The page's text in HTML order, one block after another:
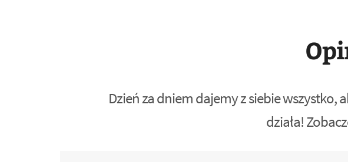
Dzień za dniem dajemy z siebie wszystko,
działa!